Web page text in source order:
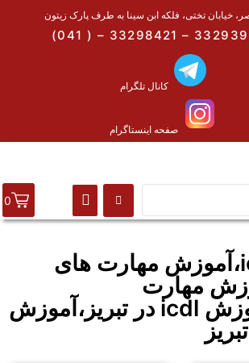
خیابان تختی، فلکه ابن سینا به طرف پارک زیتون
33293958 – 33298421
کانال تلگرام
صفحه اینستاگرام
0
آموزش icdl،آموزش مهارت های
مهارت
کامپیوتر،آموزش icdl در تبریز،آموزش